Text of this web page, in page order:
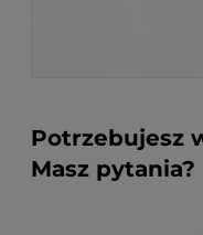
Potrzebujesz
Masz pytania?